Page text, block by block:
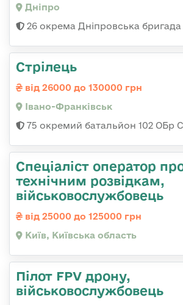
Дніпро
26 окрема Дніпровська бригада
Стрілець
від 26000 до 130000 грн
Івано-Франківськ
75 окремий батальйон 102 ОБр
Спеціаліст оператор
технічним розвідкам,
військовослужбовець
від 25000 до 125000 грн
Київ, Київська область
Пілот FPV дрону,
військовослужбовець